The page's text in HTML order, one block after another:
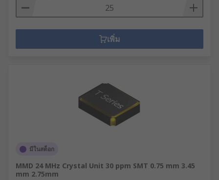
เพิ่ม
มีในสต็อก
MMD 24 MHz Crystal Unit 30 ppm SMT 0.75 mm 3.45
mm 2.75mm